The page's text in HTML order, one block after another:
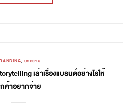
, บทความ
เล่าเรื่องแบรนด์อย่างไรให้
ค้าอยากจ่าย